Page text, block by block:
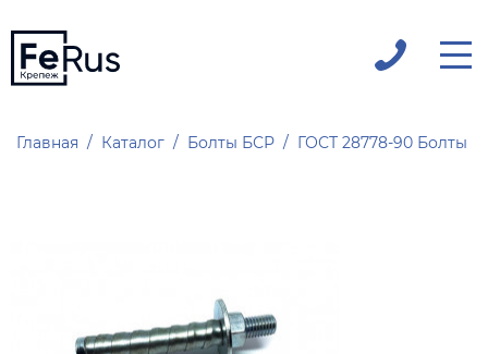
Главная Каталог Болты БСР ГОСТ 28778-90 Болты